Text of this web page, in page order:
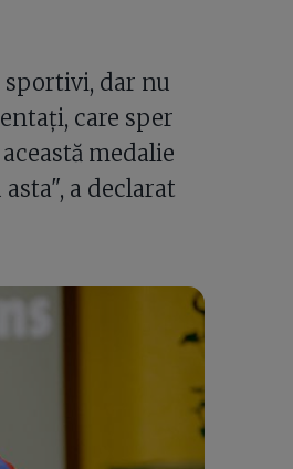
dar nu
care sper
medalie
a declarat